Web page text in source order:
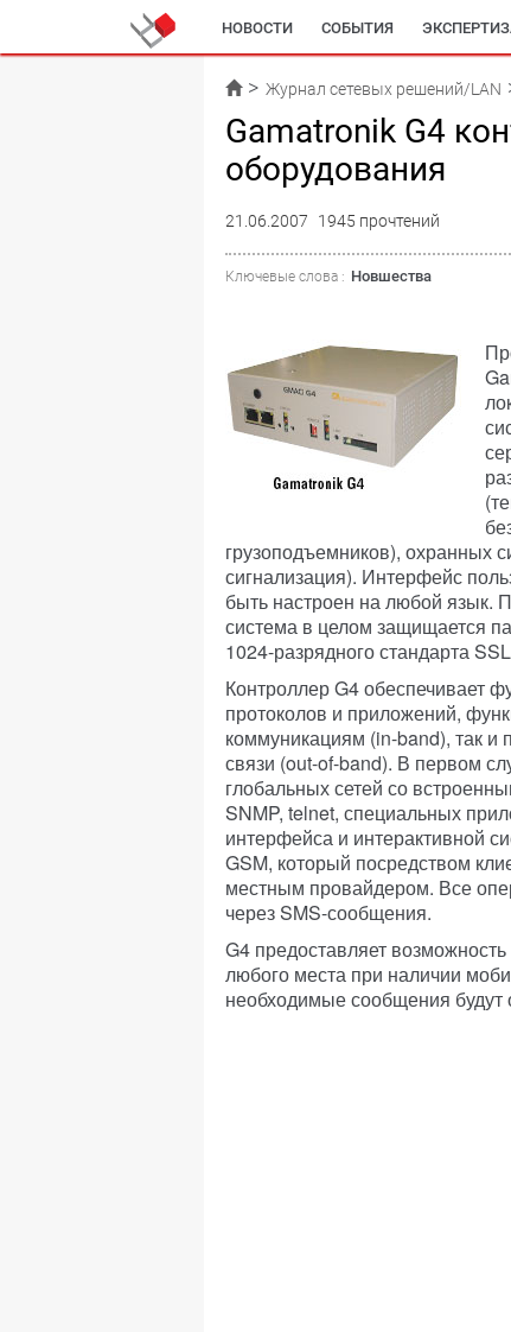
НОВОСТИ СОБЫТИЯ
Журнал сетевых решений/LAN
Gamatronik G4
оборудования
21.06.2007 1945 прочтений
Ключевые слова : Новшества
грузоподъемников), охранных
сигнализация). Интерфейс
быть настроен на любой язык.
система в целом защищается
1024-разрядного стандарта
Контроллер G4 обеспечивает
протоколов и приложений,
коммуникациям (in-band), так
связи (out-of-band). В первом
глобальных сетей со
SNMP, telnet, специальных
интерфейса и интерактивной
GSM, который посредством
местным провайдером. Все
через SMS-сообщения.
G4 предоставляет
любого места при наличии
необходимые сообщения